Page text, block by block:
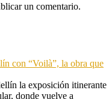
un comentario.
con “Voilà”, la obra que
la exposición itinerante
donde vuelve a